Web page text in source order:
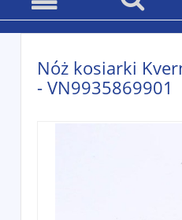
Nóż kosiarki
- VN9935869901